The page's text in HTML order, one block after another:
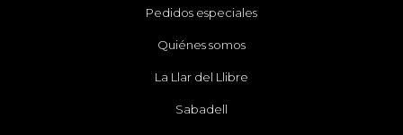
Pedidos especiales
Quiénes somos
La Llar del Llibre
Sabadell